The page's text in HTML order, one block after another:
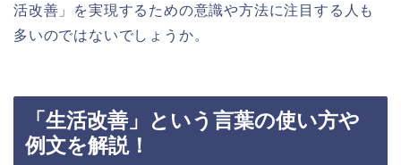
活改善」を実現するための意識や方法に注目する人も
多いのではないでしょうか。
「生活改善」という言葉の使い方や
例文を解説！